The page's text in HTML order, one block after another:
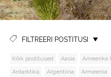
FILTREERI POSTITUSI
Kõik postitused Aasia Ameerika
Antarktika
Argentiina Armeenia